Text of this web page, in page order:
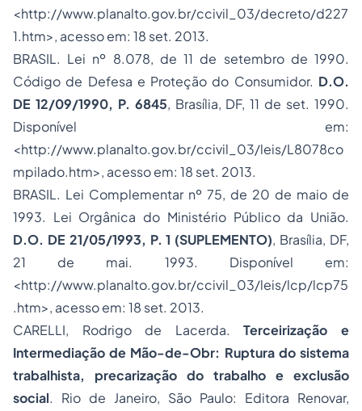
<http://www.planalto.gov.br/ccivil_03/decreto/d227
1.htm>, acesso em: 18 set. 2013.
BRASIL. Lei nº 8.078, de 11 de setembro de 1990.
Código de Defesa e Proteção do Consumidor. D.O.
DE 12/09/1990, P. 6845, Brasília, DF, 11 de set. 1990.
Disponível em:
<http://www.planalto.gov.br/ccivil_03/leis/L8078co
mpilado.htm>, acesso em: 18 set. 2013.
BRASIL. Lei Complementar nº 75, de 20 de maio de
1993. Lei Orgânica do Ministério Público da União.
D.O. DE 21/05/1993, P. 1 (SUPLEMENTO), Brasília, DF,
21 de mai. 1993. Disponível em:
<http://www.planalto.gov.br/ccivil_03/leis/lcp/lcp75
.htm>, acesso em: 18 set. 2013.
CARELLI, Rodrigo de Lacerda.Terceirização e
Intermediação de Mão-de-Obr: Ruptura do sistema
trabalhista, precarização do trabalho e exclusão
social. Rio de Janeiro, São Paulo: Editora Renovar,